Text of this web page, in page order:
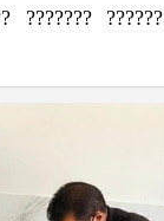
??????? ??????